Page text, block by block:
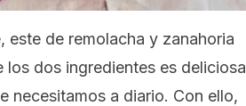
de remolacha y zanahoria
dos ingredientes es deliciosa
necesitamos a diario. Con ello,